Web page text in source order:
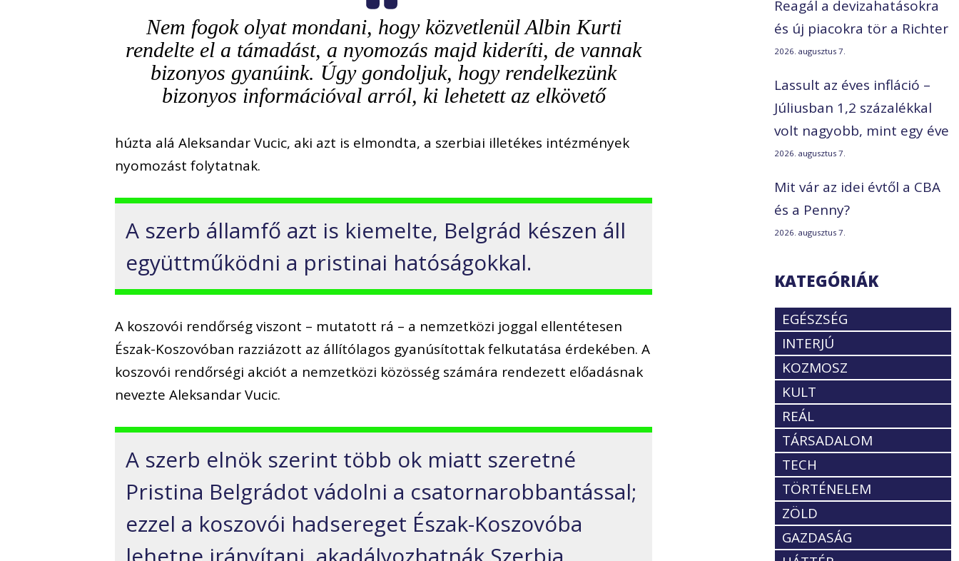
Nem fogok olyat mondani, hogy közvetlenül Albin Kurti
rendelte el a támadást, a nyomozás majd kideríti, de vannak
bizonyos gyanúink. Úgy gondoljuk, hogy rendelkezünk
bizonyos információval arról, ki lehetett az elkövető
húzta alá Aleksandar Vucic, aki azt is elmondta, a szerbiai illetékes intézmények
nyomozást folytatnak.
A szerb államfő azt is kiemelte, Belgrád készen áll
együttműködni a pristinai hatóságokkal.
A koszovói rendőrség viszont – mutatott rá – a nemzetközi joggal ellentétesen
Észak-Koszovóban razziázott az állítólagos gyanúsítottak felkutatása érdekében. A
koszovói rendőrségi akciót a nemzetközi közösség számára rendezett előadásnak
nevezte Aleksandar Vucic.
A szerb elnök szerint több ok miatt szeretné
Pristina Belgrádot vádolni a csatornarobbantással;
ezzel a koszovói hadsereget Észak-Koszovóba
Reagál a devizahatásokra
és új piacokra tör a Richter
2026. augusztus 7.
Lassult az éves infláció –
Júliusban 1,2 százalékkal
volt nagyobb, mint egy éve
2026. augusztus 7.
Mit vár az idei évtől a CBA
és a Penny?
2026. augusztus 7.
KATEGÓRIÁK
EGÉSZSÉG
INTERJÚ
KOZMOSZ
KULT
REÁL
TÁRSADALOM
TECH
TÖRTÉNELEM
ZÖLD
GAZDASÁG